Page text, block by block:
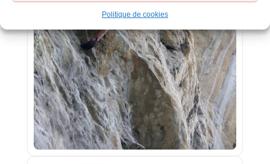
Politique de cookies